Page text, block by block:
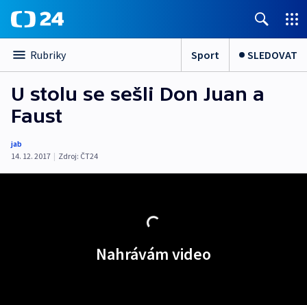
Rubriky Sport SLEDOVAT
U stolu se sešli Don Juan a
Faust
jab
14. 12. 2017 | Zdroj: ČT24
Nahrávám video